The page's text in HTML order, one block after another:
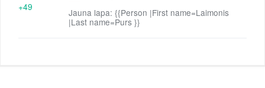
Jauna lapa: {{Person |First name=Laimonis
|Last name=Purs }}
+49